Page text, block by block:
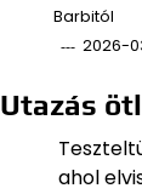
Barbitól
2026-
Utazás
ahol